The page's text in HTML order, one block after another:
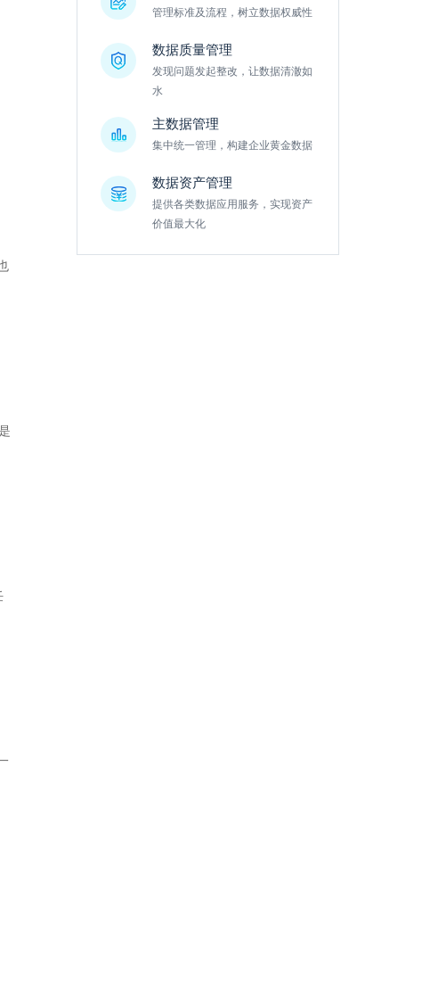
管理标准及流程，树立数据权威性
数据质量管理
发现问题发起整改，让数据清澈如
水
主数据管理
集中统一管理，构建企业黄金数据
数据资产管理
提供各类数据应用服务，实现资产
价值最大化